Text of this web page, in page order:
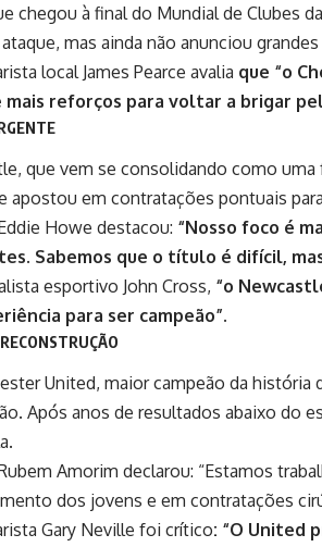
chegou à final do Mundial de Clubes
mas ainda não anunciou
local James Pearce avalia que “o
mais reforços para voltar a brigar
que vem se consolidando como
apostou em contratações pontuais
Howe destacou: “Nosso foco é
Sabemos que o título é difícil,
esportivo John Cross, “o
para ser campeão”.
United, maior campeão da
Após anos de resultados abaixo do
Amorim declarou: “Estamos
dos jovens e em contratações
Gary Neville foi crítico: “O United